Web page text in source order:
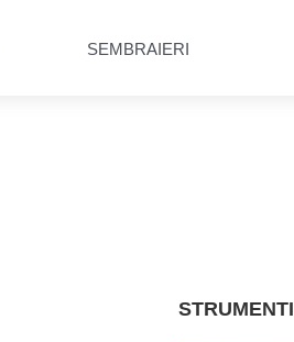
SEMBRAIERI
STRUMENTI